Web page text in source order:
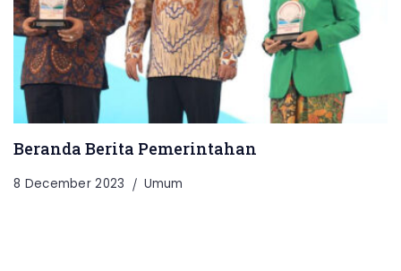
Beranda Berita Pemerintahan
8 December 2023 Umum